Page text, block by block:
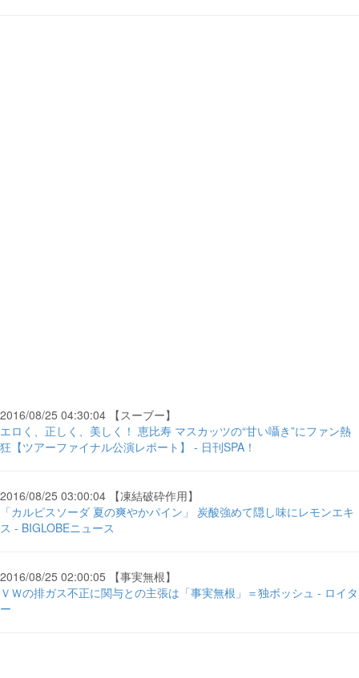
2016/08/25 04:30:04 【スーブー】
エロく、正しく、美しく！ 恵比寿 マスカッツの“甘い囁き”にファン熱
狂【ツアーファイナル公演レポート】 - 日刊SPA！
2016/08/25 03:00:04 【凍結破砕作用】
「カルピスソーダ 夏の爽やかパイン」 炭酸強めて隠し味にレモンエキ
ス - BIGLOBEニュース
2016/08/25 02:00:05 【事実無根】
ＶＷの排ガス不正に関与との主張は「事実無根」＝独ボッシュ - ロイタ
ー